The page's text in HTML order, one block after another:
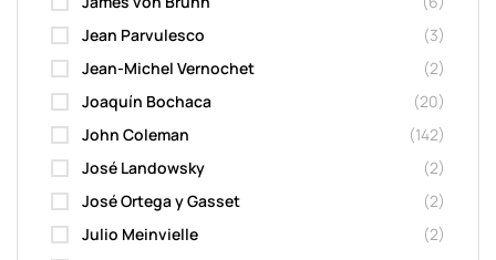
Jean Parvulesco
(3)
Jean-Michel Vernochet
(2)
Joaquín Bochaca
(20)
John Coleman
(142)
José Landowsky
(2)
José Ortega y Gasset
(2)
Julio Meinvielle
(2)